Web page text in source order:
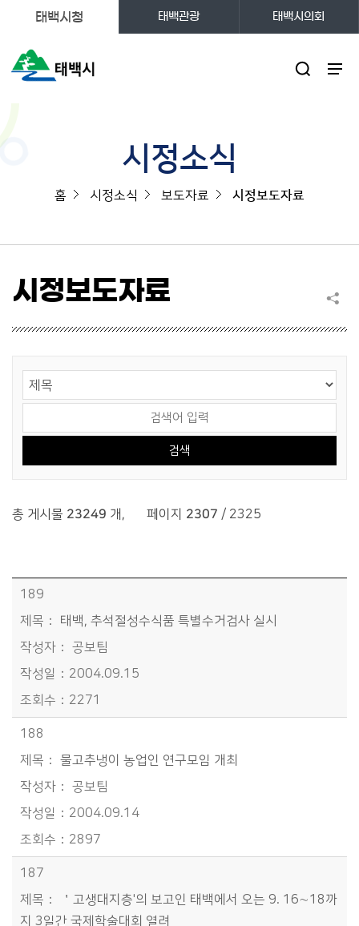
태백시청 태백관광 태백시의회
시정소식
홈 시정소식 보도자료 시정보도자료
시정보도자료
총 게시물 23249 개 , 페이지 2307 / 2325
시정소식>보도자료>시정보도자료 목록 - 번호, 제목, 작성자, 작성일, 조회수정보 제공
189
태백, 추석절성수식품 특별수거검사 실시
공보팀
2004.09.15
2271
188
물고추냉이 농업인 연구모임 개최
공보팀
2004.09.14
2897
187
＇고생대지층'의 보고인 태백에서 오는 9. 16∼18까
지 3일간 국제학술대회 열려